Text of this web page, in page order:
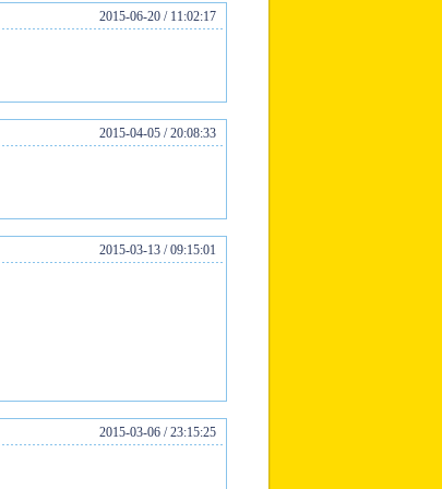
2015-06-20 / 11:02:17
2015-04-05 / 20:08:33
2015-03-13 / 09:15:01
2015-03-06 / 23:15:25